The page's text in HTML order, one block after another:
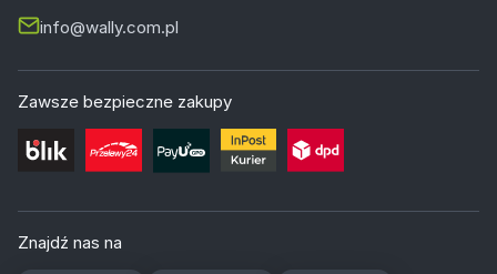
info@wally.com.pl
Zawsze bezpieczne zakupy
Znajdź nas na